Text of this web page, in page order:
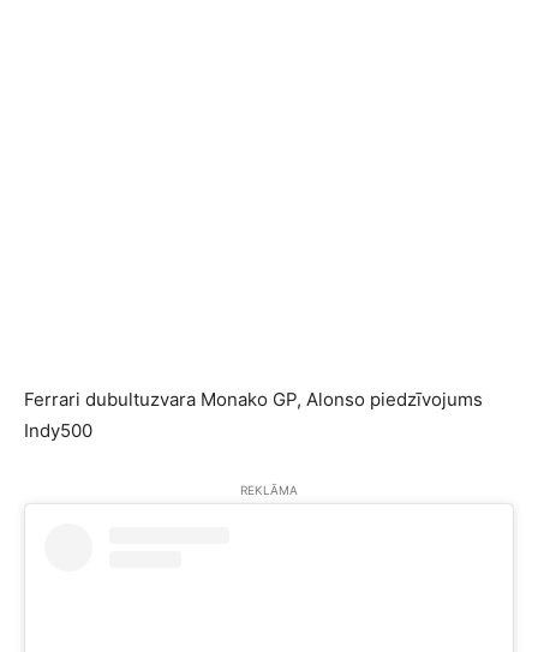
Ferrari dubultuzvara Monako GP, Alonso piedzīvojums
Indy500
REKLĀMA